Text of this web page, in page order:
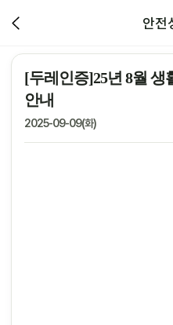
안전
[두레인증]25년 8월 생
안내
2025-09-09(화)